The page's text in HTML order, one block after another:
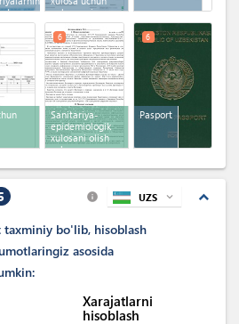
sinovi
onlayn ariza
Sanitariya-
epidemiologik
xulosani olish
uchun
6
Pasport
6
expand_less
info UZS expand_more
bo'lib, hisoblash
asosida
Xarajatlarni
hisoblash